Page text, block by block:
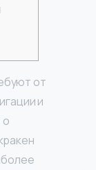
от
и
о